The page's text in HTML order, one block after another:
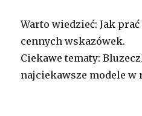
Warto wiedzieć: Jak prać
cennych wskazówek.
Ciekawe tematy:
najciekawsze modele